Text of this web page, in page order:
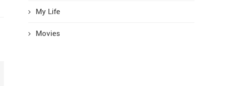
My Life
Movies